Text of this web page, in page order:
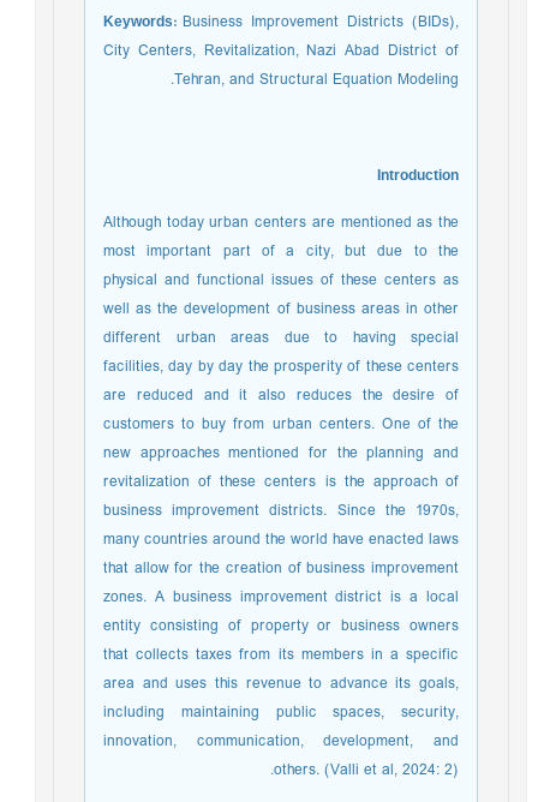
Keywords:Business Improvement Districts (BIDs),
City Centers, Revitalization, Nazi Abad District of
Tehran, and Structural Equation Modeling.
Introduction
Although today urban centers are mentioned as the
most important part of a city, but due to the
physical and functional issues of these centers as
well as the development of business areas in other
different urban areas due to having special
facilities, day by day the prosperity of these centers
are reduced and it also reduces the desire of
customers to buy from urban centers. One of the
new approaches mentioned for the planning and
revitalization of these centers is the approach of
business improvement districts. Since the 1970s,
many countries around the world have enacted laws
that allow for the creation of business improvement
zones. A business improvement district is a local
entity consisting of property or business owners
that collects taxes from its members in a specific
area and uses this revenue to advance its goals,
including maintaining public spaces, security,
innovation, communication, development, and
others. (Valli et al, 2024: 2).